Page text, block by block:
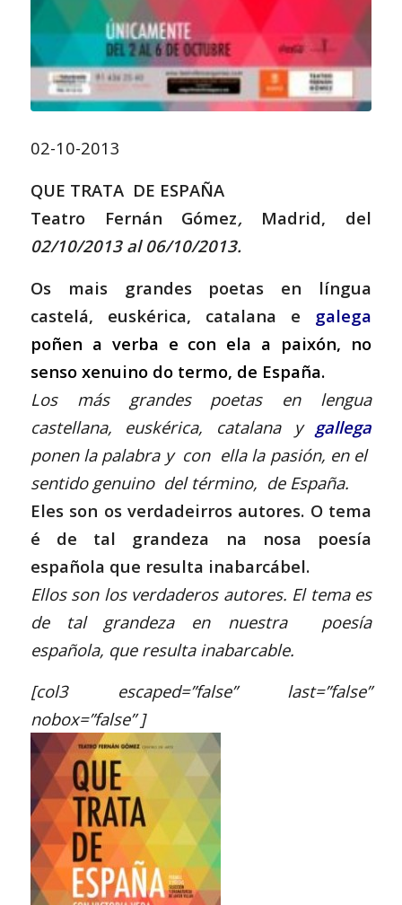
02-10-2013
QUE TRATA DE ESPAÑA
Teatro
Fernán Gómez,
Madrid, del
02/10/2013 al 06/10/2013.
Os mais grandes poetas en língua
castelá, euskérica, catalana e galega
poñen a verba e con ela a paixón, no
senso xenuino do termo, de España.
Los más grandes poetas en lengua
castellana, euskérica, catalana y gallega
ponen la palabra y con ella la pasión, en el
sentido genuino del término, de España.
Eles son os verdadeirros autores. O tema
é de tal grandeza na nosa poesía
española que resulta inabarcábel.
Ellos son los verdaderos autores. El tema es
de tal grandeza en nuestra poesía
española, que resulta inabarcable.
[col3 escaped=”false” last=”false”
nobox=”false” ]